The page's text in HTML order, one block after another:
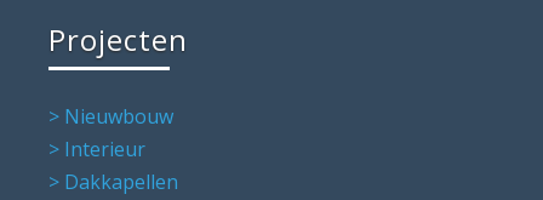
Projecten
> Nieuwbouw
> Interieur
> Dakkapellen